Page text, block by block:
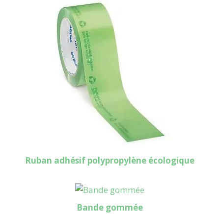
Ruban adhésif polypropylène écologique
Bande gommée